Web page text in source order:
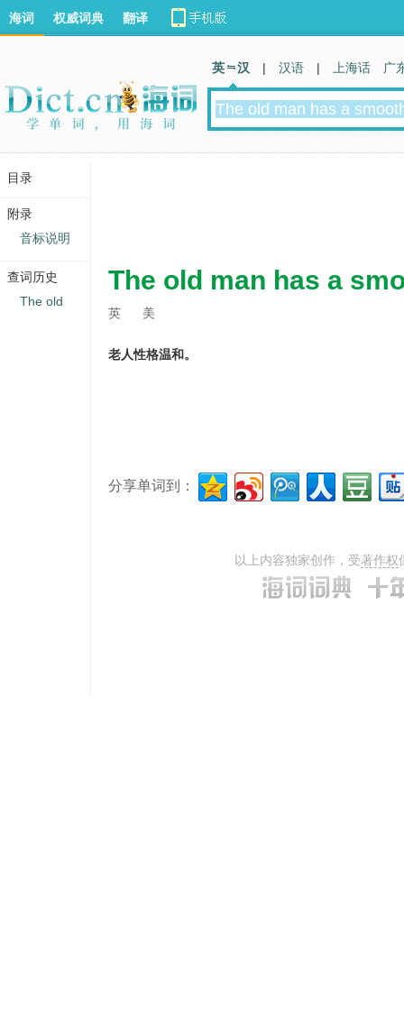
The old man has a
英 美
老人性格温和。
分享单词到：
以上内容独家创作，受著作权
海词 权威词典 翻译
英 汉 | 汉语 | 上海话 广
目录
附录
音标说明
查词历史
The old